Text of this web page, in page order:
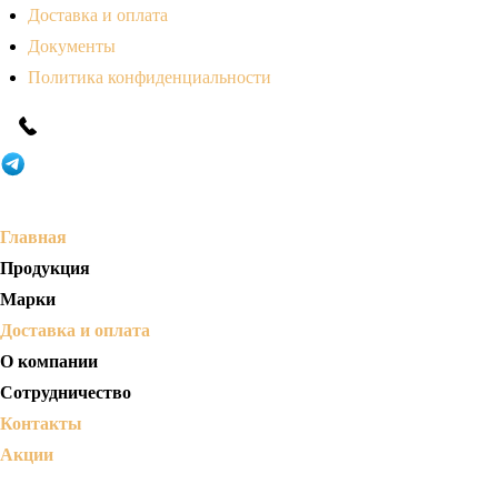
Доставка и оплата
Документы
Политика конфиденциальности
Главная
Продукция
Марки
Доставка и оплата
О компании
Сотрудничество
Контакты
Акции